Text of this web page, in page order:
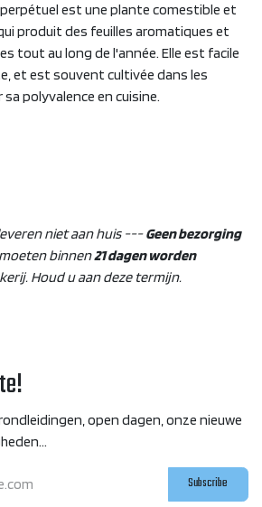
perpétuel est une plante comestible et
produit des feuilles aromatiques et
tout au long de l'année. Elle est facile
et est souvent cultivée dans les
polyvalence en cuisine.
niet aan huis ---Geen bezorging
binnen21 dagen worden
Houd u aan deze termijn.
open dagen, onze nieuwe
Subscribe